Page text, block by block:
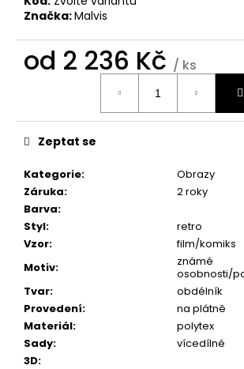
Značka:Malvis
od 2 236 Kč / ks
Kategorie:
Obrazy
Záruka:
2 roky
Barva:
Styl:
retro
Vzor:
film/komiks
Motiv:
známé
osobnosti/
Tvar:
obdélník
Provedení:
na plátně
Materiál:
polytex
Sady:
vícedílné
3D:
Zeptat se
u
j
m
BRIDGE
598
Kč